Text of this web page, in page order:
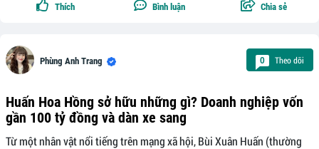
Thích Bình luận Chia sẻ
Phùng Anh Trang 0 Theo dõi
Huấn Hoa Hồng sở hữu những gì? Doanh nghiệp vốn
gần 100 tỷ đồng và dàn xe sang
Từ một nhân vật nổi tiếng trên mạng xã hội, Bùi Xuân Huấn (thường